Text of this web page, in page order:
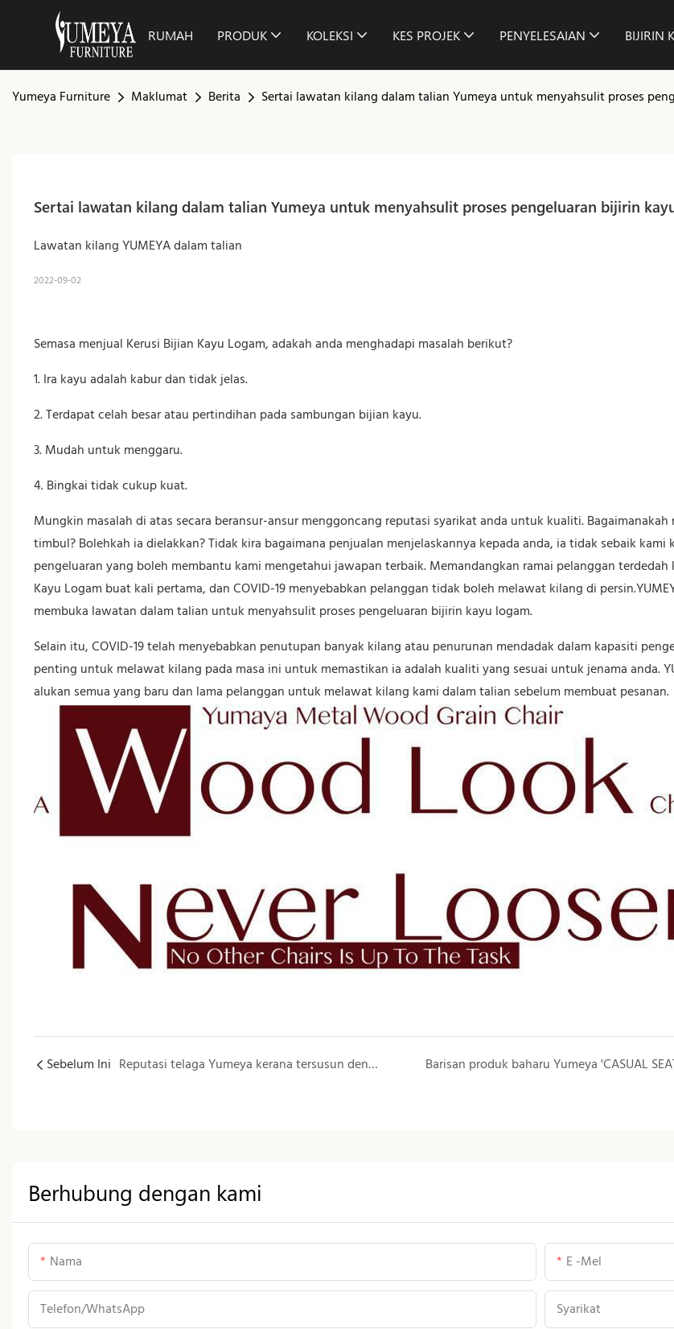
RUMAH PRODUK KOLEKSI KES PROJEK PENYELESAIAN BIJIRIN
Yumeya Furniture Maklumat Berita Sertai lawatan kilang dalam talian Yumeya untuk menyahsulit proses
Sertai lawatan kilang dalam talian Yumeya untuk menyahsulit proses pengeluaran bijirin
Lawatan kilang YUMEYA dalam talian
2022-09-02
Semasa menjual Kerusi Bijian Kayu Logam, adakah anda menghadapi masalah berikut?
1. Ira kayu adalah kabur dan tidak jelas.
2. Terdapat celah besar atau pertindihan pada sambungan bijian kayu.
3. Mudah untuk menggaru.
4. Bingkai tidak cukup kuat.
Mungkin masalah di atas secara beransur-ansur menggoncang reputasi syarikat anda untuk kualiti. Bagaimanakah
timbul? Bolehkah ia dielakkan? Tidak kira bagaimana penjualan menjelaskannya kepada anda, ia tidak sebaik kami
pengeluaran yang boleh membantu kami mengetahui jawapan terbaik. Memandangkan ramai pelanggan terdedah
Kayu Logam buat kali pertama, dan COVID-19 menyebabkan pelanggan tidak boleh melawat kilang di
membuka lawatan dalam talian untuk menyahsulit proses pengeluaran bijirin kayu logam.
Selain itu, COVID-19 telah menyebabkan penutupan banyak kilang atau penurunan mendadak dalam kapasiti
penting untuk melawat kilang pada masa ini untuk memastikan ia adalah kualiti yang sesuai untuk jenama anda.
alukan semua yang baru dan lama pelanggan untuk melawat kilang kami dalam talian sebelum membuat pesanan.
Sebelum Ini Reputasi telaga Yumeya kerana tersusun dengan baik
Berhubung dengan kami
Nama E -mel
Telefon/WhatsApp Syarikat